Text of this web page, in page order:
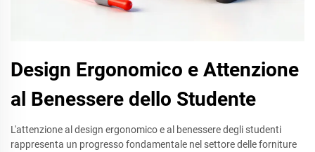
Design Ergonomico e Attenzione
al Benessere dello Studente
L'attenzione al design ergonomico e al benessere degli studenti
rappresenta un progresso fondamentale nel settore delle forniture